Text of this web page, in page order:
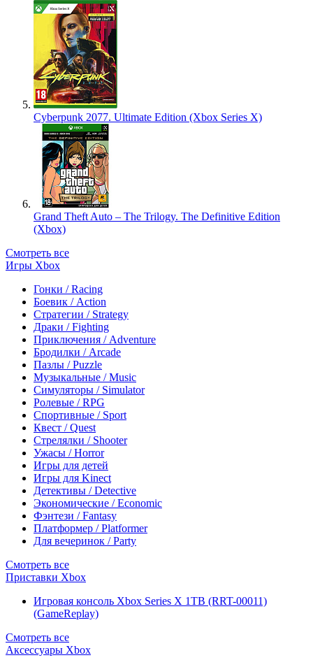
Cyberpunk 2077. Ultimate Edition (Xbox Series X)
Grand Theft Auto – The Trilogy. The Definitive Edition
(Xbox)
Смотреть все
Игры Xbox
Гонки / Racing
Боевик / Action
Стратегии / Strategy
Драки / Fighting
Приключения / Adventure
Бродилки / Arcade
Пазлы / Puzzle
Музыкальные / Music
Симуляторы / Simulator
Ролевые / RPG
Спортивные / Sport
Квест / Quest
Стрелялки / Shooter
Ужасы / Horror
Игры для детей
Игры для Kinect
Детективы / Detective
Экономические / Economic
Фэнтези / Fantasy
Платформер / Platformer
Для вечеринок / Party
Смотреть все
Приставки Xbox
Игровая консоль Xbox Series X 1TB (RRT-00011)
(GameReplay)
Смотреть все
Аксессуары Xbox